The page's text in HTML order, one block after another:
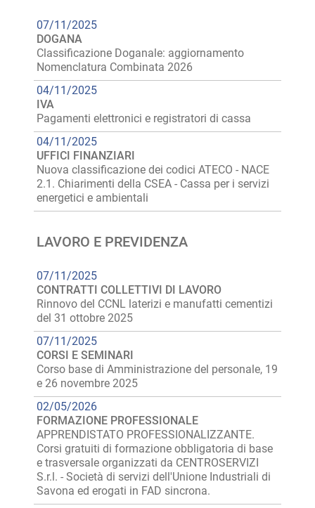
07/11/2025
DOGANA
Classificazione Doganale: aggiornamento
Nomenclatura Combinata 2026
04/11/2025
IVA
Pagamenti elettronici e registratori di cassa
04/11/2025
UFFICI FINANZIARI
Nuova classificazione dei codici ATECO - NACE
2.1. Chiarimenti della CSEA - Cassa per i servizi
energetici e ambientali
LAVORO E PREVIDENZA
07/11/2025
CONTRATTI COLLETTIVI DI LAVORO
Rinnovo del CCNL laterizi e manufatti cementizi
del 31 ottobre 2025
07/11/2025
CORSI E SEMINARI
Corso base di Amministrazione del personale, 19
e 26 novembre 2025
02/05/2026
FORMAZIONE PROFESSIONALE
APPRENDISTATO PROFESSIONALIZZANTE.
Corsi gratuiti di formazione obbligatoria di base
e trasversale organizzati da CENTROSERVIZI
S.r.l. - Società di servizi dell'Unione Industriali di
Savona ed erogati in FAD sincrona.